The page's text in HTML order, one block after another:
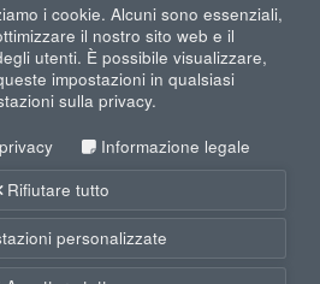
i cookie. Alcuni sono essenziali,
il nostro sito web e il
utenti. È possibile visualizzare,
impostazioni in qualsiasi
sulla privacy.
Informazione legale
Rifiutare tutto
personalizzate